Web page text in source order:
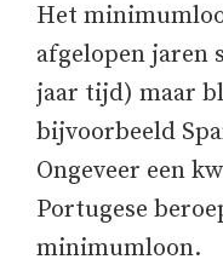
Het
afgelopen jaren
jaar tijd) maar
bijvoorbeeld
Ongeveer een
Portugese
minimumloon.